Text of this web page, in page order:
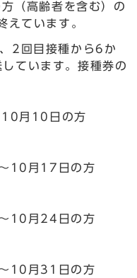
（高齢者を含む）の
ています。
2回目接種から6か
ています。接種券の
10月10日の方
10月17日の方
10月24日の方
10月31日の方